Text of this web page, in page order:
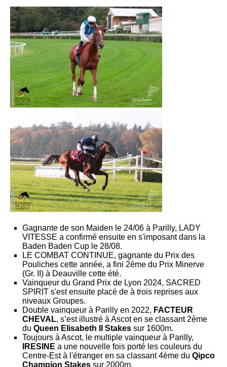
Gagnante de son Maiden le 24/06 à Parilly, LADY
VITESSE a confirmé ensuite en s'imposant dans la
Baden Baden Cup le 28/08.
LE COMBAT CONTINUE, gagnante du Prix des
Pouliches cette année, a fini 2ème du Prix Minerve
(Gr. II) à Deauville cette été.
Vainqueur du Grand Prix de Lyon 2024, SACRED
SPIRIT s'est ensuite placé de à trois reprises aux
niveaux Groupes.
Double vainqueur à Parilly en 2022, FACTEUR
CHEVAL, s’est illustré à Ascot en se classant 2ème
du Queen Elisabeth II Stakes sur 1600m.
Toujours à Ascot, le multiple vainqueur à Parilly,
IRESINE a une nouvelle fois porté les couleurs du
Centre-Est à l'étranger en sa classant 4ème du Qipco
Champion Stakes sur 2000m.